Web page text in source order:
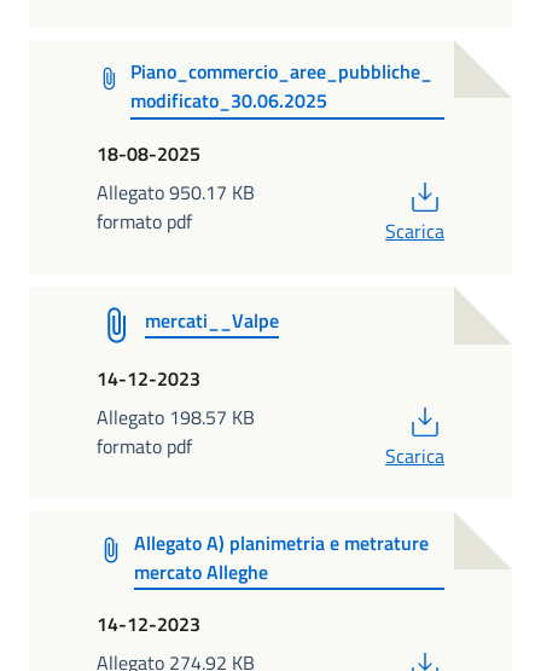
Piano_commercio_aree_pubbliche_
modificato_30.06.2025
18-08-2025
Allegato 950.17 KB
formato pdf
Scarica
mercati__Valpe
14-12-2023
Allegato 198.57 KB
formato pdf
Scarica
Allegato A) planimetria e metrature
mercato Alleghe
14-12-2023
Allegato 274.92 KB